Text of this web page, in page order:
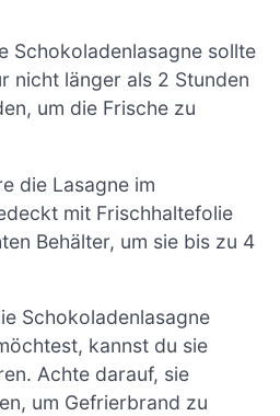
Schokoladenlasagne sollte
nicht länger als 2 Stunden
um die Frische zu
die Lasagne im
mit Frischhaltefolie
Behälter, um sie bis zu 4
Schokoladenlasagne
kannst du sie
Achte darauf, sie
um Gefrierbrand zu